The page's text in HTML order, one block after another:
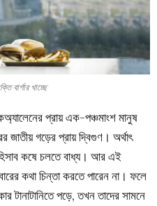
বার্গার খাচ্ছে
প্রায় এক-পঞ্চমাংশ মানুষ
জাতীয় গড়ের প্রায় দ্বিগুণ। অর্থাৎ
কষে চলতে বাধ্য। আর এই
কথা চিন্তা করতে পারেন না। ফলে
টানাটানিতে পড়ে, তখন তাদের সামনে